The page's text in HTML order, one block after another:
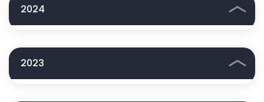
2024
2023